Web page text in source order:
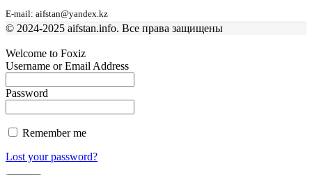
E-mail: aifstan@yandex.kz
© 2024-2025 aifstan.info. Все права защищены
Welcome to Foxiz
Username or Email Address
Password
Remember me
Lost your password?